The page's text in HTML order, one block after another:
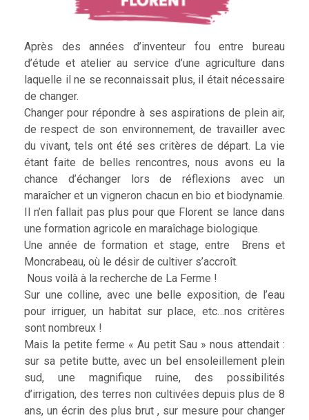
Après des années d’inventeur fou entre bureau
d’étude et atelier au service d’une agriculture dans
laquelle il ne se reconnaissait plus, il était nécessaire
de changer.
Changer pour répondre à ses aspirations de plein air,
de respect de son environnement, de travailler avec
du vivant, tels ont été ses critères de départ. La vie
étant faite de belles rencontres, nous avons eu la
chance d’échanger lors de réflexions avec un
maraîcher et un vigneron chacun en bio et biodynamie.
Il n’en fallait pas plus pour que Florent se lance dans
une formation agricole en maraîchage biologique.
Une année de formation et stage, entre Brens et
Moncrabeau, où le désir de cultiver s’accroît.
Nous voilà à la recherche de La Ferme !
Sur une colline, avec une belle exposition, de l’eau
pour irriguer, un habitat sur place, etc…nos critères
sont nombreux !
Mais la petite ferme « Au petit Sau » nous attendait :
sur sa petite butte, avec un bel ensoleillement plein
sud, une magnifique ruine, des possibilités
d’irrigation, des terres non cultivées depuis plus de 8
ans, un écrin des plus brut , sur mesure pour changer